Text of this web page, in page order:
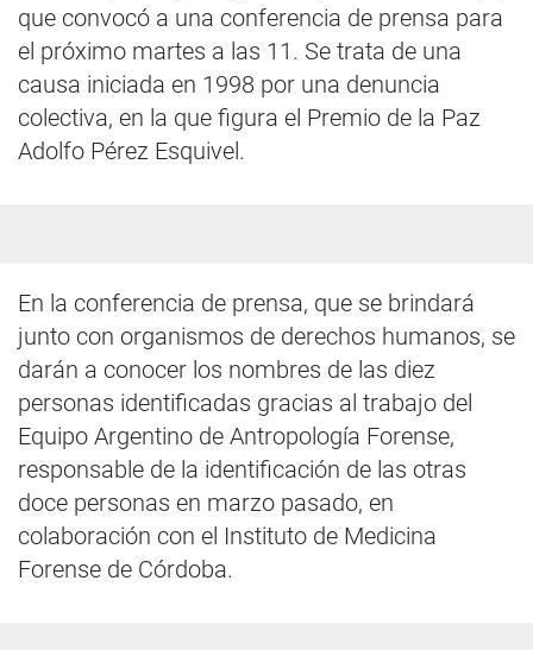
que convocó a una conferencia de prensa para
el próximo martes a las 11. Se trata de una
causa iniciada en 1998 por una denuncia
colectiva, en la que figura el Premio de la Paz
Adolfo Pérez Esquivel.
En la conferencia de prensa, que se brindará
junto con organismos de derechos humanos, se
darán a conocer los nombres de las diez
personas identificadas gracias al trabajo del
Equipo Argentino de Antropología Forense,
responsable de la identificación de las otras
doce personas en marzo pasado, en
colaboración con el Instituto de Medicina
Forense de Córdoba.